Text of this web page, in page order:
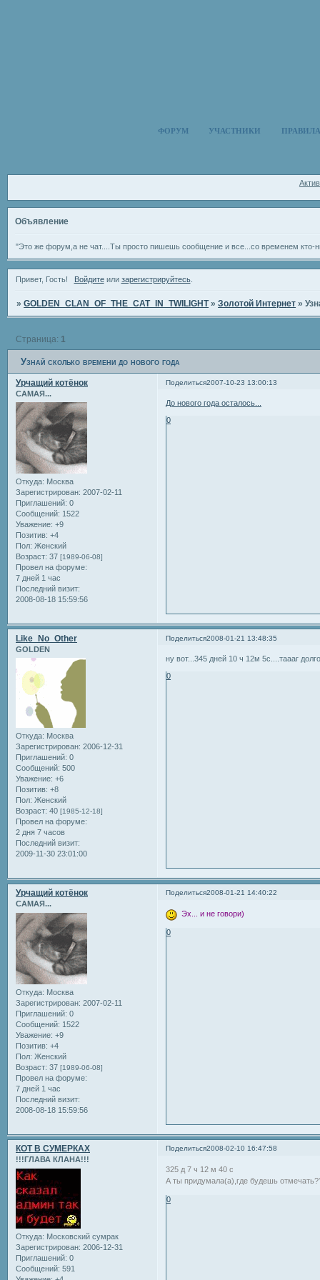
ФОРУМ УЧАСТНИКИ ПРАВИЛА
Объявление
"Это же форум,а не чат....Ты просто пишешь сообщение и все...со временем
Привет, Гость! Войдитеили зарегистрируйтесь.
»GOLDEN_CLAN_OF_THE_CAT_IN_TWILIGHT »Золотой Интернет »
Узнай сколько времени до нового года
Страница: 1
Поделиться2007-10-23 13:00:13
Урчащий котёнок
САМАЯ...
Откуда: Москва
Зарегистрирован: 2007-02-11
Приглашений: 0
Сообщений: 1522
Уважение: +9
Позитив: +4
Пол: Женский
Возраст: 37 [1989-06-08]
Провел на форуме:
7 дней 1 час
Последний визит:
2008-08-18 15:59:56
До нового года осталось...
0
Поделиться2008-01-21 13:48:35
Like_No_Other
GOLDEN
Откуда: Москва
Зарегистрирован: 2006-12-31
Приглашений: 0
Сообщений: 500
Уважение: +6
Позитив: +8
Пол: Женский
Возраст: 40 [1985-12-18]
Провел на форуме:
2 дня 7 часов
Последний визит:
2009-11-30 23:01:00
ну вот...345 дней 10 ч 12м 5с....таааг
0
Поделиться2008-01-21 14:40:22
Урчащий котёнок
САМАЯ...
Откуда: Москва
Зарегистрирован: 2007-02-11
Приглашений: 0
Сообщений: 1522
Уважение: +9
Позитив: +4
Пол: Женский
Возраст: 37 [1989-06-08]
Провел на форуме:
7 дней 1 час
Последний визит:
2008-08-18 15:59:56
Эх... и не говори)
0
Поделиться2008-02-10 16:47:58
КОТ В СУМЕРКАХ
!!!ГЛАВА КЛАНА!!!
Откуда: Московский сумрак
Зарегистрирован: 2006-12-31
Приглашений: 0
Сообщений: 591
325 д 7 ч 12 м 40 с
А ты придумала(а),где будешь
0